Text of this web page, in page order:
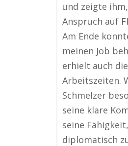
und zeigte
Anspruch auf
Am Ende
meinen Job
erhielt auch
Arbeitszeiten.
Schmelzer
seine klare
seine
diplomatisch